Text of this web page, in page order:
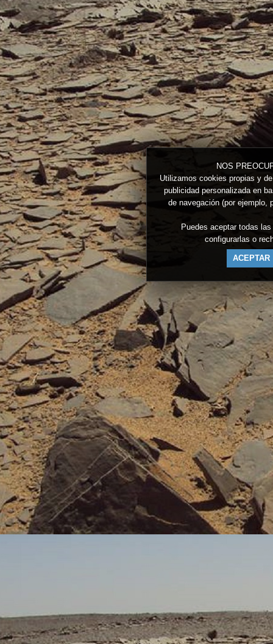
NOS
Utilizamos cookies propias y
publicidad personalizada en
de navegación (por
Puedes aceptar todas
configurarlas o
ACEPTAR